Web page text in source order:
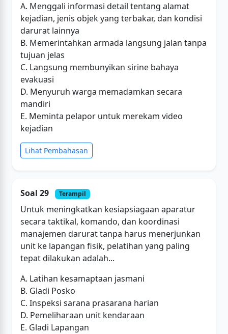
A. Menggali informasi detail tentang alamat
kejadian, jenis objek yang terbakar, dan kondisi
darurat lainnya
B. Memerintahkan armada langsung jalan tanpa
tujuan jelas
C. Langsung membunyikan sirine bahaya
evakuasi
D. Menyuruh warga memadamkan secara
mandiri
E. Meminta pelapor untuk merekam video
kejadian
Lihat Pembahasan
Soal 29 Terampil
Untuk meningkatkan kesiapsiagaan aparatur
secara taktikal, komando, dan koordinasi
manajemen darurat tanpa harus menerjunkan
unit ke lapangan fisik, pelatihan yang paling
tepat dilakukan adalah...
A. Latihan kesamaptaan jasmani
B. Gladi Posko
C. Inspeksi sarana prasarana harian
D. Pemeliharaan unit kendaraan
E. Gladi Lapangan